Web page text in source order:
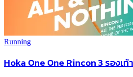
Running
Hoka One One Rincon 3 รองเท้